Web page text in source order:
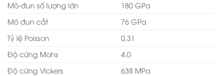
Mô-đun số lượng lớn
180 GPa
Mô đun cắt
76 GPa
Tỷ lệ Poisson
0,31
Độ cứng Mohs
4.0
Độ cứng Vickers
638 MPa